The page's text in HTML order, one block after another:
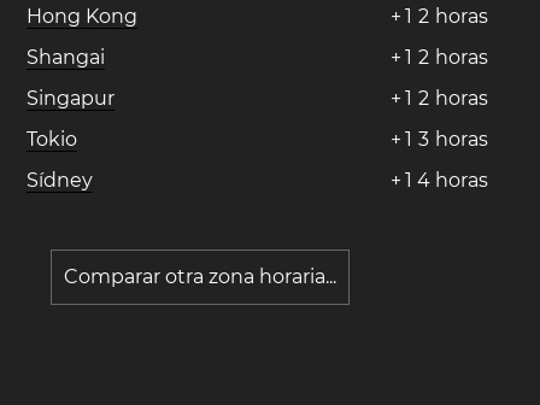
Hong Kong
+ 1 2 horas
Shangai
+ 1 2 horas
Singapur
+ 1 2 horas
Tokio
+ 1 3 horas
Sídney
+ 1 4 horas
Comparar otra zona horaria...